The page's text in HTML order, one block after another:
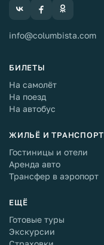
info@columbista.com
БИЛЕТЫ
На самолёт
На поезд
На автобус
ЖИЛЬЁ И ТРАНСПОРТ
Гостиницы и отели
Аренда авто
Трансфер в аэропорт
ЕЩЁ
Готовые туры
Экскурсии